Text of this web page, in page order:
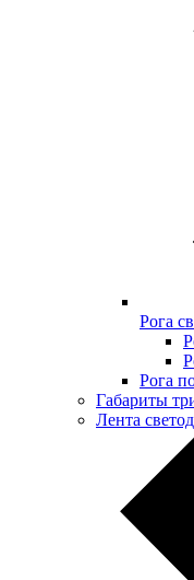
Рога
Рога
Габариты
Лента